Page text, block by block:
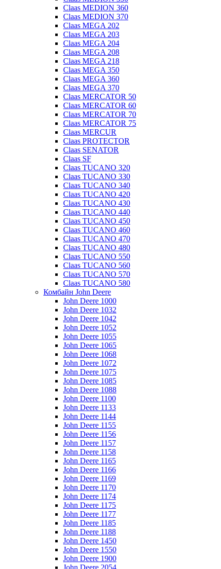
Claas MEDION 360
Claas MEDION 370
Claas MEGA 202
Claas MEGA 203
Claas MEGA 204
Claas MEGA 208
Claas MEGA 218
Claas MEGA 350
Claas MEGA 360
Claas MEGA 370
Claas MERCATOR 50
Claas MERCATOR 60
Claas MERCATOR 70
Claas MERCATOR 75
Claas MERCUR
Claas PROTECTOR
Claas SENATOR
Claas SF
Claas TUCANO 320
Claas TUCANO 330
Claas TUCANO 340
Claas TUCANO 420
Claas TUCANO 430
Claas TUCANO 440
Claas TUCANO 450
Claas TUCANO 460
Claas TUCANO 470
Claas TUCANO 480
Claas TUCANO 550
Claas TUCANO 560
Claas TUCANO 570
Claas TUCANO 580
Комбайн John Deere
John Deere 1000
John Deere 1032
John Deere 1042
John Deere 1052
John Deere 1055
John Deere 1065
John Deere 1068
John Deere 1072
John Deere 1075
John Deere 1085
John Deere 1088
John Deere 1100
John Deere 1133
John Deere 1144
John Deere 1155
John Deere 1156
John Deere 1157
John Deere 1158
John Deere 1165
John Deere 1166
John Deere 1169
John Deere 1170
John Deere 1174
John Deere 1175
John Deere 1177
John Deere 1185
John Deere 1188
John Deere 1450
John Deere 1550
John Deere 1900
John Deere 2054